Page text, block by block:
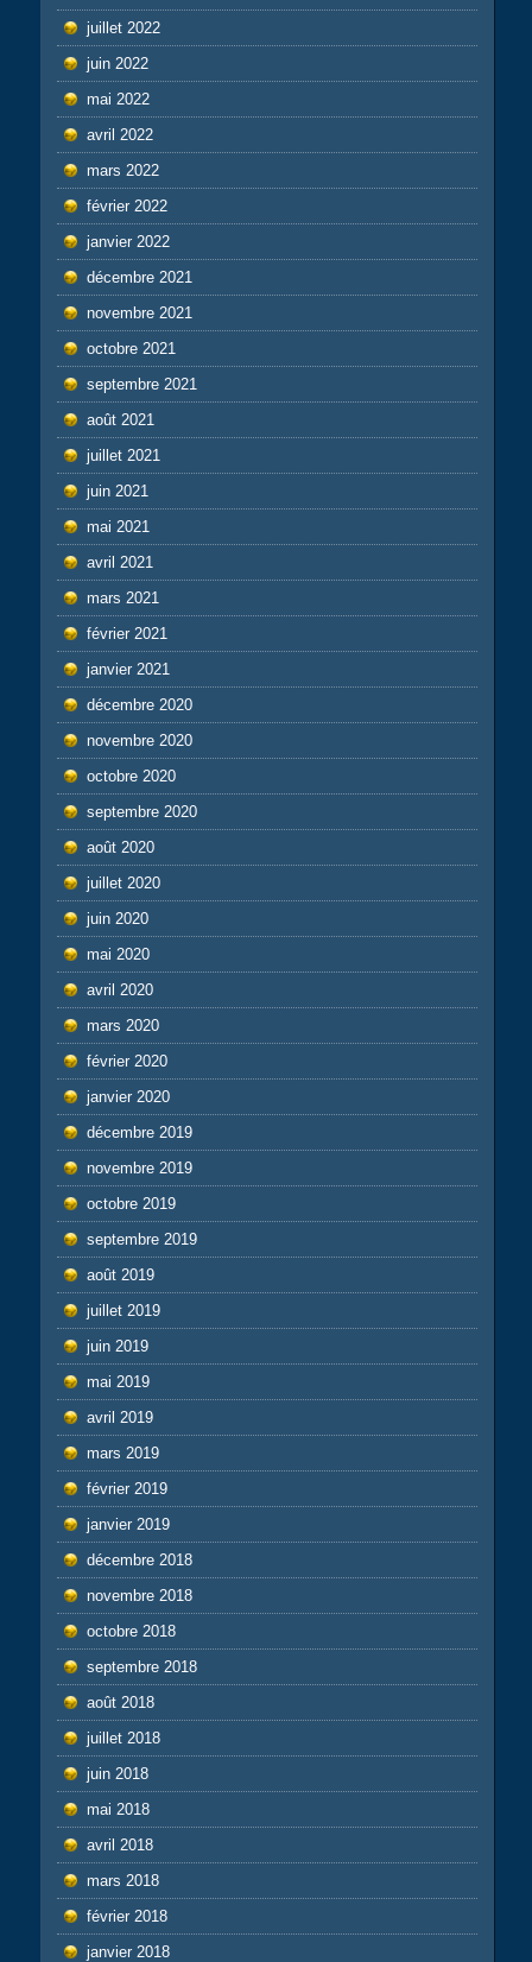
juillet 2022
juin 2022
mai 2022
avril 2022
mars 2022
février 2022
janvier 2022
décembre 2021
novembre 2021
octobre 2021
septembre 2021
août 2021
juillet 2021
juin 2021
mai 2021
avril 2021
mars 2021
février 2021
janvier 2021
décembre 2020
novembre 2020
octobre 2020
septembre 2020
août 2020
juillet 2020
juin 2020
mai 2020
avril 2020
mars 2020
février 2020
janvier 2020
décembre 2019
novembre 2019
octobre 2019
septembre 2019
août 2019
juillet 2019
juin 2019
mai 2019
avril 2019
mars 2019
février 2019
janvier 2019
décembre 2018
novembre 2018
octobre 2018
septembre 2018
août 2018
juillet 2018
juin 2018
mai 2018
avril 2018
mars 2018
février 2018
janvier 2018